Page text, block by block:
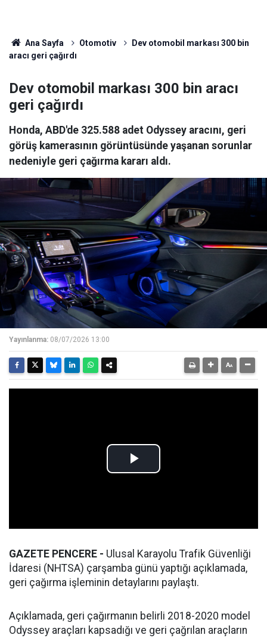
Ana Sayfa Otomotiv
Dev otomobil markası 300 bin
aracı geri çağırdı
Dev otomobil markası 300 bin aracı
geri çağırdı
Honda, ABD'de 325.588 adet Odyssey aracını, geri
görüş kamerasının görüntüsünde yaşanan sorunlar
nedeniyle geri çağırma kararı aldı.
Yayınlanma: 08/07/2026 13:00
GAZETE PENCERE - Ulusal Karayolu Trafik Güvenliği
İdaresi (NHTSA) çarşamba günü yaptığı açıklamada,
geri çağırma işleminin detaylarını paylaştı.
Açıklamada, geri çağırmanın belirli 2018-2020 model
Odyssey araçları kapsadığı ve geri çağrılan araçların